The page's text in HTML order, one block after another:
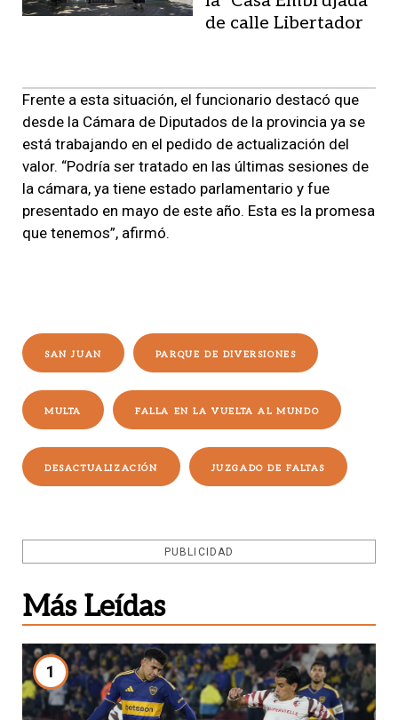
de calle Libertador
Frente a esta situación, el funcionario destacó que
desde la Cámara de Diputados de la provincia ya se
está trabajando en el pedido de actualización del
valor. “Podría ser tratado en las últimas sesiones de
la cámara, ya tiene estado parlamentario y fue
presentado en mayo de este año. Esta es la promesa
que tenemos”, afirmó.
SAN JUAN PARQUE DE DIVERSIONES
MULTA FALLA EN LA VUELTA AL MUNDO
DESACTUALIZACIÓN JUZGADO DE FALTAS
PUBLICIDAD
Más Leídas
1